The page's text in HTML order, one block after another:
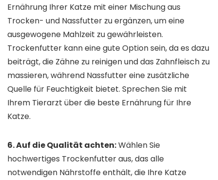
Ernährung Ihrer Katze mit einer Mischung aus
Trocken- und Nassfutter zu ergänzen, um eine
ausgewogene Mahlzeit zu gewährleisten.
Trockenfutter kann eine gute Option sein, da es dazu
beiträgt, die Zähne zu reinigen und das Zahnfleisch zu
massieren, während Nassfutter eine zusätzliche
Quelle für Feuchtigkeit bietet. Sprechen Sie mit
Ihrem Tierarzt über die beste Ernährung für Ihre
Katze.
6. Auf die Qualität achten:Wählen Sie
hochwertiges Trockenfutter aus, das alle
notwendigen Nährstoffe enthält, die Ihre Katze